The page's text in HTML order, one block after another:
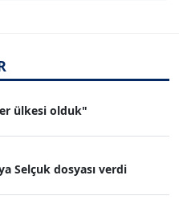
ülkesi olduk"
Selçuk dosyası verdi